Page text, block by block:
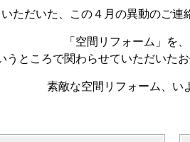
ただいた、この４月の異動のご連
「空間リフォーム」を
うところで関わらせていただいた
素敵な空間リフォーム、い